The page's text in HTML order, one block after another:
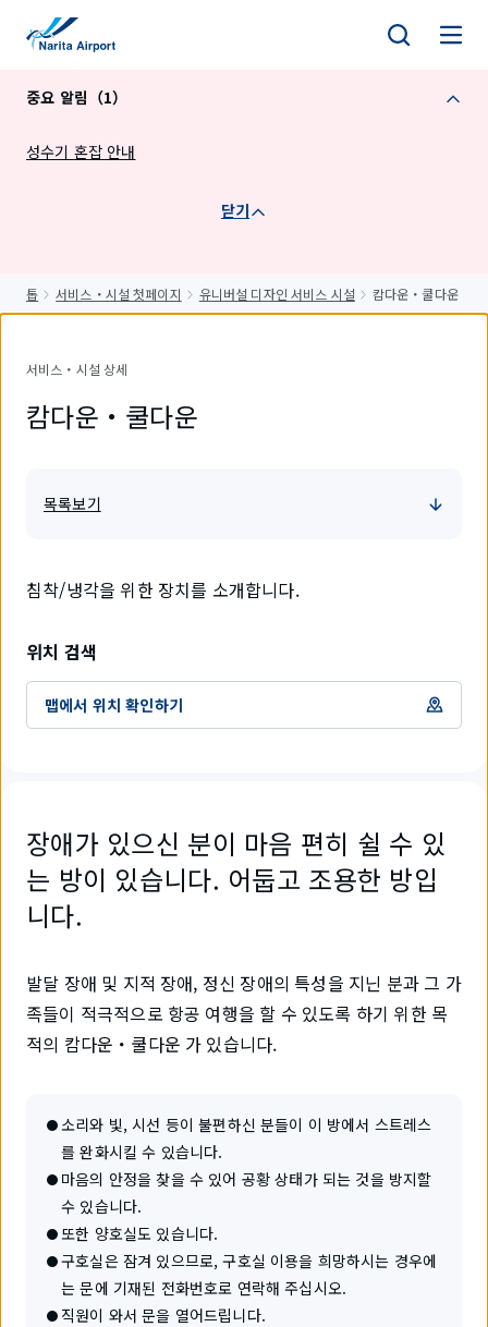
중요 알림（1）
성수기 혼잡 안내
닫기
톱 서비스・시설 첫페이지 유니버설 디자인 서비스 시설 캄다운・쿨다운
서비스・시설 상세
캄다운・쿨다운
목록보기
침착/냉각을 위한 장치를 소개합니다.
위치 검색
맵에서 위치 확인하기
장애가 있으신 분이 마음 편히 쉴 수 있
는 방이 있습니다. 어둡고 조용한 방입
니다.
발달 장애 및 지적 장애, 정신 장애의 특성을 지닌 분과 그 가
족들이 적극적으로 항공 여행을 할 수 있도록 하기 위한 목
적의 캄다운・쿨다운 가 있습니다.
소리와 빛, 시선 등이 불편하신 분들이 이 방에서 스트레스
를 완화시킬 수 있습니다.
마음의 안정을 찾을 수 있어 공황 상태가 되는 것을 방지할
수 있습니다.
또한 양호실도 있습니다.
구호실은 잠겨 있으므로, 구호실 이용을 희망하시는 경우에
는 문에 기재된 전화번호로 연락해 주십시오.
직원이 와서 문을 열어드립니다.